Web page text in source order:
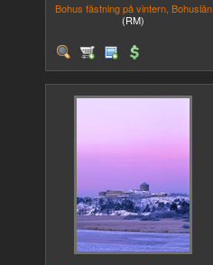
Bohus fästning på vintern, Bohuslän
(RM)